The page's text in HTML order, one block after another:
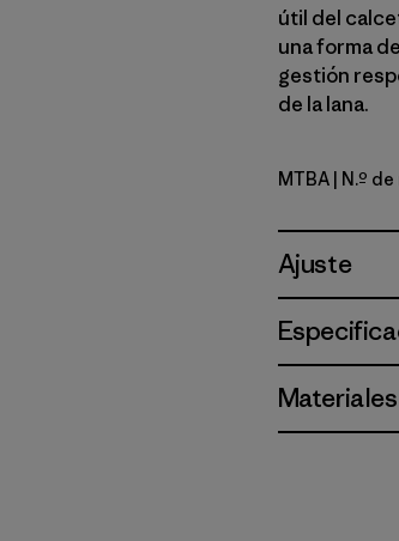
útil del
una forma
gestión
de la lana.
Mountain
MTBA | N.º
Ajuste